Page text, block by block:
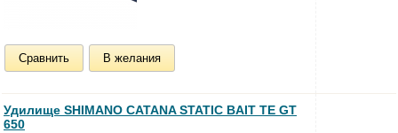
Сравнить В желания
Удилище SHIMANO CATANA STATIC BAIT TE GT
650